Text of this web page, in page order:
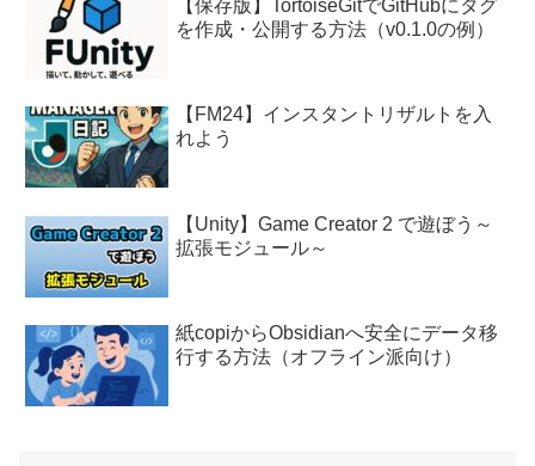
【保存版】TortoiseGitでGitHubにタグ
を作成・公開する方法（v0.1.0の例）
【FM24】インスタントリザルトを入
れよう
【Unity】Game Creator 2 で遊ぼう～
拡張モジュール～
紙copiからObsidianへ安全にデータ移
行する方法（オフライン派向け）